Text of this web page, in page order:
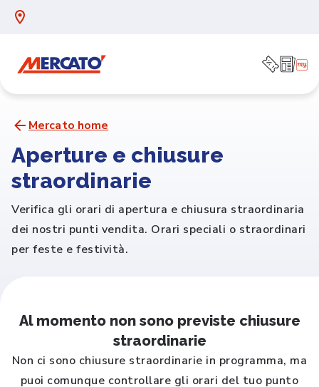
Mercato home
Aperture e chiusure
straordinarie
Verifica gli orari di apertura e chiusura straordinaria
dei nostri punti vendita. Orari speciali o straordinari
per feste e festività.
Al momento non sono previste chiusure
straordinarie
Non ci sono chiusure straordinarie in programma, ma
puoi comunque controllare gli orari del tuo punto